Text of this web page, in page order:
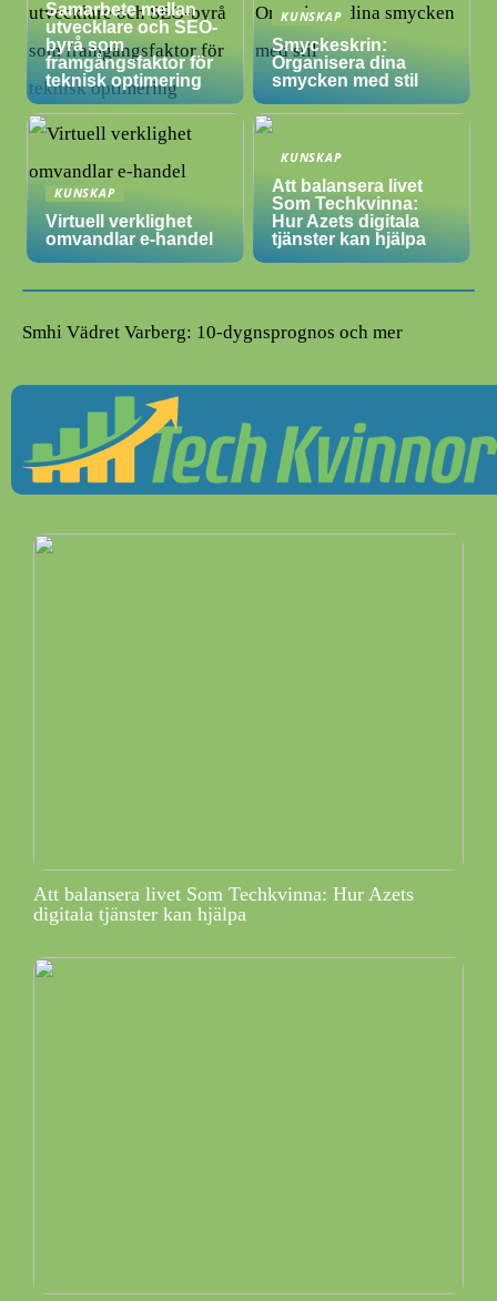
Samarbete mellan
utvecklare och SEO-
byrå som
framgångsfaktor för
teknisk optimering
KUNSKAP
Smyckeskrin:
Organisera dina
smycken med stil
KUNSKAP
Virtuell verklighet
omvandlar e-handel
KUNSKAP
Att balansera livet
Som Techkvinna:
Hur Azets digitala
tjänster kan hjälpa
Smhi Vädret Varberg: 10-dygnsprognos och mer
Att balansera livet Som Techkvinna: Hur Azets
digitala tjänster kan hjälpa